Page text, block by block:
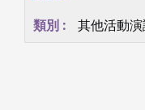
其他活動